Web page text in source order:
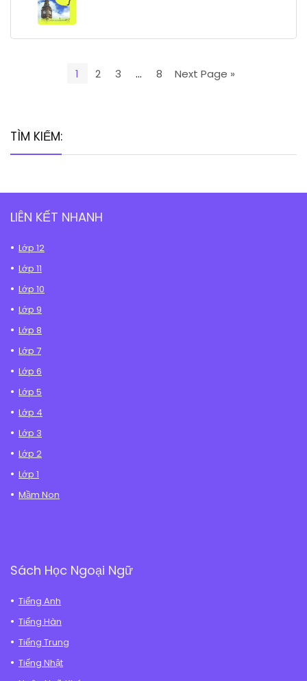
1 2 3 … 8 Next Page »
TÌM KIẾM:
LIÊN KẾT NHANH
Lớp 12
Lớp 11
Lớp 10
Lớp 9
Lớp 8
Lớp 7
Lớp 6
Lớp 5
Lớp 4
Lớp 3
Lớp 2
Lớp 1
Mầm Non
Sách Học Ngoại Ngữ
Tiếng Anh
Tiếng Hàn
Tiếng Trung
Tiếng Nhật